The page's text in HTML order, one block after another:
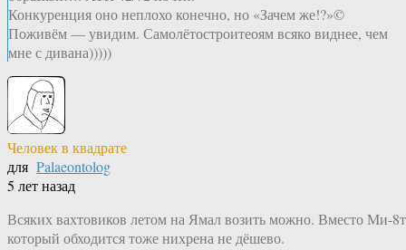
Конкуренция оно неплохо конечно, но «Зачем же!?»©
Поживём — увидим. Самолётостроитеоям всяко виднее, чем
мне с дивана)))))
Человек в квадрате
для Palaeontolog
5 лет назад
Всяких вахтовиков летом на Ямал возить можно. Вместо Ми-
который обходится тоже нихрена не дёшево.